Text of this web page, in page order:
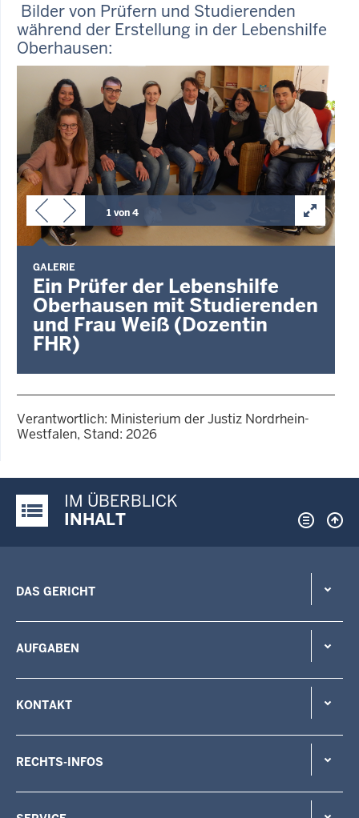
Bilder von Prüfern und Studierenden
während der Erstellung in der Lebenshilfe
Oberhausen:
1 von 4
GALERIE
Ein Prüfer der Lebenshilfe
Oberhausen mit Studierenden
und Frau Weiß (Dozentin
FHR)
Verantwortlich: Ministerium der Justiz Nordrhein-
Westfalen, Stand: 2026
Justiz-Portal im Überblick:
IM ÜBERBLICK
INHALT
DAS GERICHT
AUFGABEN
KONTAKT
RECHTS-INFOS